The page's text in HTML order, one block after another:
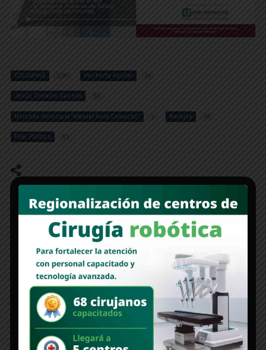
COLUMNAS 1293 Heriberto Aguilar 34
Jesús Donaldo Guirado 57
Mercado municipal “Manuel Ávila Camacho” 1 Navojoa 48
Pilar Político 53
RECOMMENDED FOR YOU
“Estoy convencido que Lamarque es lo mejor para